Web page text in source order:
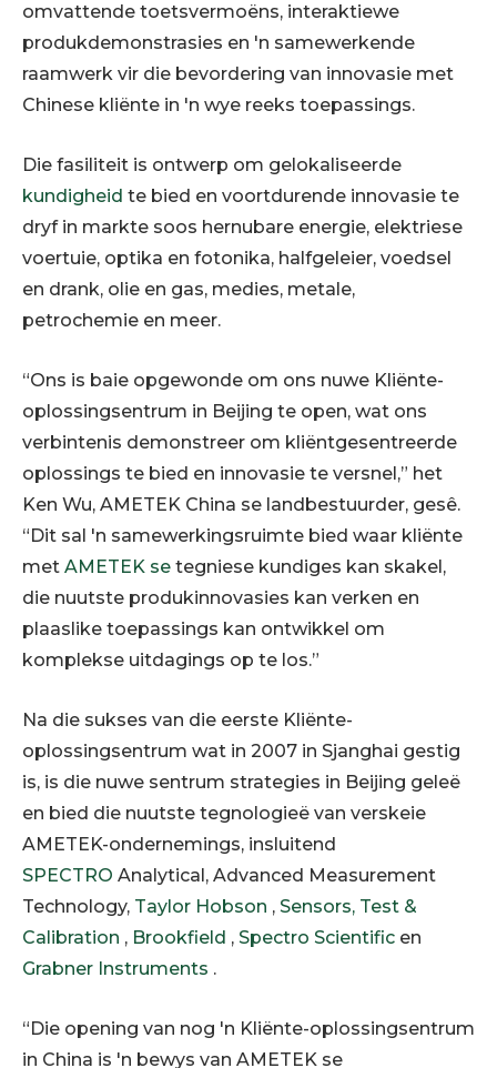
omvattende toetsvermoëns, interaktiewe
produkdemonstrasies en 'n samewerkende
raamwerk vir die bevordering van innovasie met
Chinese kliënte in 'n wye reeks toepassings.
Die fasiliteit is ontwerp om gelokaliseerde
kundigheid te bied en voortdurende innovasie te
dryf in markte soos hernubare energie, elektriese
voertuie, optika en fotonika, halfgeleier, voedsel
en drank, olie en gas, medies, metale,
petrochemie en meer.
“Ons is baie opgewonde om ons nuwe Kliënte-
oplossingsentrum in Beijing te open, wat ons
verbintenis demonstreer om kliëntgesentreerde
oplossings te bied en innovasie te versnel,” het
Ken Wu, AMETEK China se landbestuurder, gesê.
“Dit sal 'n samewerkingsruimte bied waar kliënte
met AMETEK se tegniese kundiges kan skakel,
die nuutste produkinnovasies kan verken en
plaaslike toepassings kan ontwikkel om
komplekse uitdagings op te los.”
Na die sukses van die eerste Kliënte-
oplossingsentrum wat in 2007 in Sjanghai gestig
is, is die nuwe sentrum strategies in Beijing geleë
en bied die nuutste tegnologieë van verskeie
AMETEK-ondernemings, insluitend
SPECTRO Analytical, Advanced Measurement
Technology, Taylor Hobson , Sensors, Test &
Calibration , Brookfield , Spectro Scientific en
Grabner Instruments .
“Die opening van nog 'n Kliënte-oplossingsentrum
in China is 'n bewys van AMETEK se